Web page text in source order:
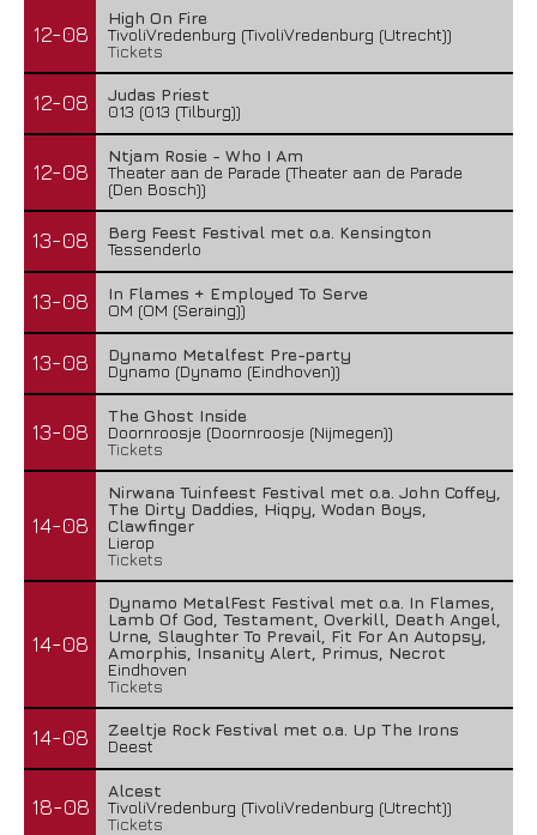
12-08
High On Fire
TivoliVredenburg (TivoliVredenburg (Utrecht))
Tickets
12-08
Judas Priest
013 (013 (Tilburg))
12-08
Ntjam Rosie - Who I Am
Theater aan de Parade (Theater aan de Parade
(Den Bosch))
13-08
Berg Feest Festival met o.a. Kensington
Tessenderlo
13-08
In Flames + Employed To Serve
OM (OM (Seraing))
13-08
Dynamo Metalfest Pre-party
Dynamo (Dynamo (Eindhoven))
13-08
The Ghost Inside
Doornroosje (Doornroosje (Nijmegen))
Tickets
14-08
Nirwana Tuinfeest Festival met o.a. John Coffey,
The Dirty Daddies, Hiqpy, Wodan Boys,
Clawfinger
Lierop
Tickets
14-08
Dynamo MetalFest Festival met o.a. In Flames,
Lamb Of God, Testament, Overkill, Death Angel,
Urne, Slaughter To Prevail, Fit For An Autopsy,
Amorphis, Insanity Alert, Primus, Necrot
Eindhoven
Tickets
14-08
Zeeltje Rock Festival met o.a. Up The Irons
Deest
18-08
Alcest
TivoliVredenburg (TivoliVredenburg (Utrecht))
Tickets